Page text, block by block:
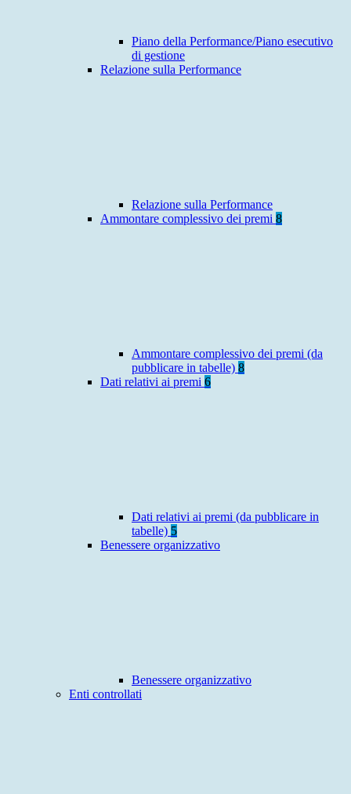
Piano della Performance/Piano esecutivo
di gestione
Relazione sulla Performance
Relazione sulla Performance
Ammontare complessivo dei premi 8
Ammontare complessivo dei premi (da
pubblicare in tabelle) 8
Dati relativi ai premi 6
Dati relativi ai premi (da pubblicare in
tabelle) 5
Benessere organizzativo
Benessere organizzativo
Enti controllati